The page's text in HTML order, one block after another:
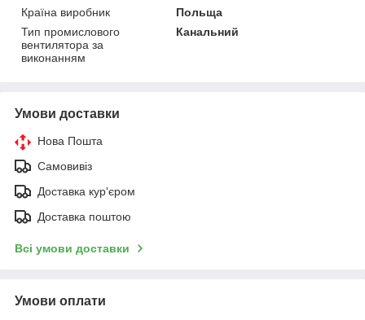
Країна виробник
Польща
Тип промислового
вентилятора за
виконанням
Канальний
Умови доставки
Нова Пошта
Самовивіз
Доставка кур'єром
Доставка поштою
Всі умови доставки
Умови оплати